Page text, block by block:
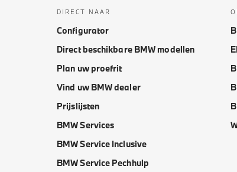
DIRECT NAAR
Configurator
Direct beschikbare BMW modellen
Plan uw proefrit
Vind uw BMW dealer
Prijslijsten
BMW Services
BMW Service Inclusive
BMW Service Pechhulp